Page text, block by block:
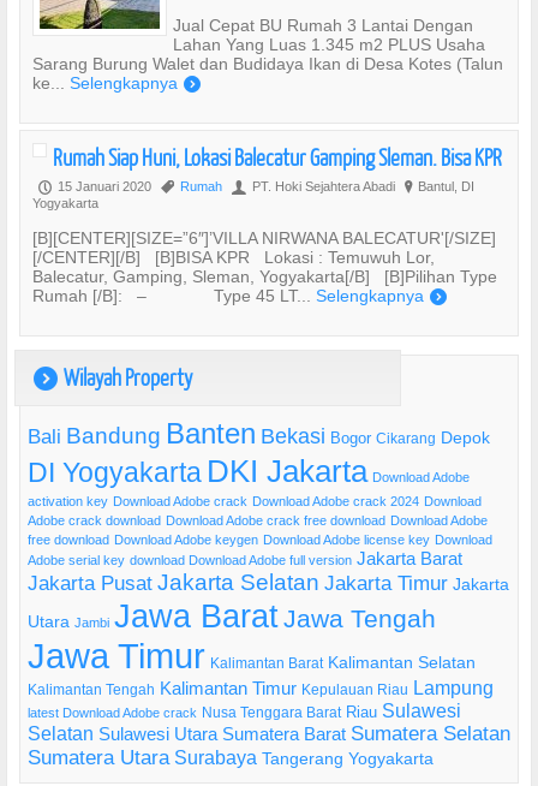
Jual Cepat BU Rumah 3 Lantai Dengan
Lahan Yang Luas 1.345 m2 PLUS Usaha
Sarang Burung Walet dan Budidaya Ikan di Desa Kotes (Talun
ke... Selengkapnya )
Rumah Siap Huni, Lokasi Balecatur Gamping Sleman. Bisa KPR
P 15 Januari 2020 , Rumah U PT. Hoki Sejahtera Abadi ? Bantul, DI
Yogyakarta
[B][CENTER][SIZE=”6″]’VILLA NIRWANA BALECATUR'[/SIZE]
[/CENTER][/B] [B]BISA KPR Lokasi : Temuwuh Lor,
Balecatur, Gamping, Sleman, Yogyakarta[/B] [B]Pilihan Type
Rumah [/B]: – Type 45 LT... Selengkapnya )
) Wilayah Property
Bali Bandung Banten Bekasi Bogor Cikarang Depok
DI Yogyakarta DKI Jakarta Download Adobe
activation key Download Adobe crack Download Adobe crack 2024 Download
Adobe crack download Download Adobe crack free download Download Adobe
free download Download Adobe keygen Download Adobe license key Download
Adobe serial key download Download Adobe full version Jakarta Barat
Jakarta Pusat Jakarta Selatan Jakarta Timur Jakarta
Utara Jambi Jawa BaratJawa Tengah
Jawa Timur Kalimantan Barat Kalimantan Selatan
Kalimantan Tengah Kalimantan Timur Kepulauan Riau Lampung
latest Download Adobe crack Nusa Tenggara Barat Riau Sulawesi
Selatan Sulawesi Utara Sumatera Barat Sumatera Selatan
Sumatera Utara Surabaya Tangerang Yogyakarta